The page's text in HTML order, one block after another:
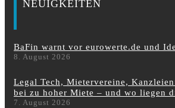
NEUIGKEITEN
BaFin warnt vor eurowerte.de und
8. August 2026
Legal Tech, Mietervereine,
bei zu hoher Miete – und wo liegen
7. August 2026